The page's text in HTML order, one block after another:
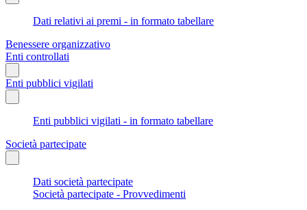
Dati relativi ai premi - in formato tabellare
Benessere organizzativo
Enti controllati
Enti pubblici vigilati
Enti pubblici vigilati - in formato tabellare
Società partecipate
Dati società partecipate
Società partecipate - Provvedimenti